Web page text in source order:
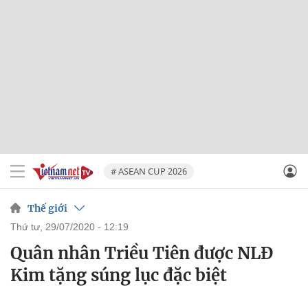
# ASEAN CUP 2026
Thế giới
thứ tư, 29/07/2020 - 12:19
Quân nhân Triều Tiên được NLĐ
Kim tặng súng lục đặc biệt